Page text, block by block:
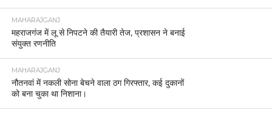
MAHARAJGANJ
महराजगंज में लू से निपटने की तैयारी तेज, प्रशासन ने बनाई
संयुक्त रणनीति
MAHARAJGANJ
नौतनवां में नकली सोना बेचने वाला ठग गिरफ्तार, कई दुकानों
को बना चुका था निशाना।